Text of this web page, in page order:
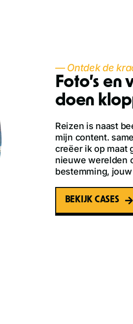
— Ontdek de
Foto’s en
doen
Reizen is naast
mijn content.
creëer ik op maat
nieuwe werelden
bestemming,
BEKIJK CASES